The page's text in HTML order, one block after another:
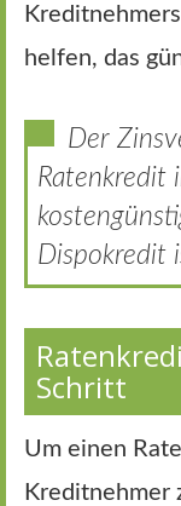
helfen, das
Der
Ratenkredit
Dispokredit
Schritt
Um einen
Kreditnehmer